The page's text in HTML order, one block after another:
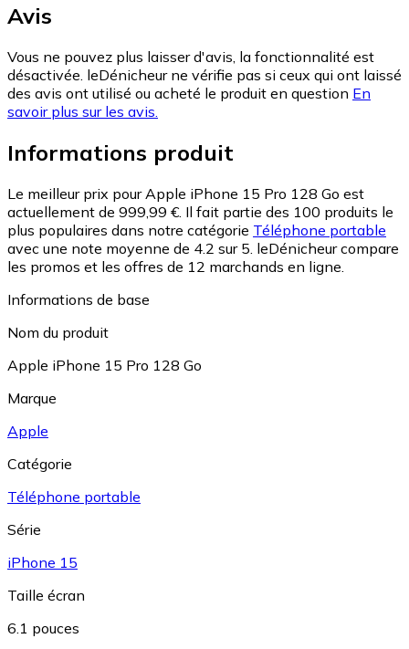
Avis
Vous ne pouvez plus laisser d'avis, la fonctionnalité est
désactivée. leDénicheur ne vérifie pas si ceux qui ont laissé
des avis ont utilisé ou acheté le produit en question En
savoir plus sur les avis.
Informations produit
Le meilleur prix pour Apple iPhone 15 Pro 128 Go est
actuellement de 999,99 €. Il fait partie des 100 produits le
plus populaires dans notre catégorie Téléphone portable
avec une note moyenne de 4.2 sur 5. leDénicheur compare
les promos et les offres de 12 marchands en ligne.
Informations de base
Nom du produit
Apple iPhone 15 Pro 128 Go
Marque
Apple
Catégorie
Téléphone portable
Série
iPhone 15
Taille écran
6.1 pouces